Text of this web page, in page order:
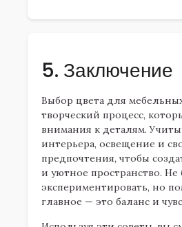
5. Заключение
Выбор цвета для
творческий процесс,
внимания к деталям.
интерьера, освещение и
предпочтения, чтобы
и уютное пространство. Не
экспериментировать, но
главное — это баланс и